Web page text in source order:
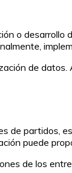
o
de
de partidos,
puede
de los